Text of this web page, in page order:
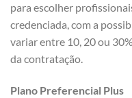
para escolher
credenciada, com a
variar entre 10, 20 ou
da contratação.
Plano Preferencial Plus